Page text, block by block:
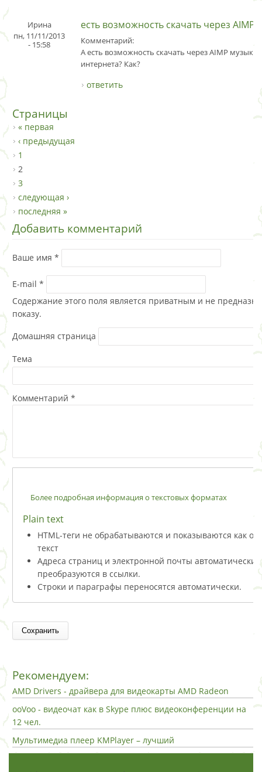
Ирина
пн, 11/11/2013
- 15:58
есть возможность скачать через AIMP
Комментарий:
А есть возможность скачать через AIMP музыку
интернета? Как?
ответить
Страницы
« первая
‹ предыдущая
1
2
3
следующая ›
последняя »
Добавить комментарий
Ваше имя *
E-mail *
Содержание этого поля является приватным и не
показу.
Домашняя страница
Тема
Комментарий *
Более подробная информация о текстовых форматах
Plain text
HTML-теги не обрабатываются и показываются как
текст
Адреса страниц и электронной почты автоматически
преобразуются в ссылки.
Строки и параграфы переносятся автоматически.
Рекомендуем:
AMD Drivers - драйвера для видеокарты AMD Radeon
ooVoo - видеочат как в Skype плюс видеоконференции на
12 чел.
Мультимедиа плеер KMPlayer – лучший